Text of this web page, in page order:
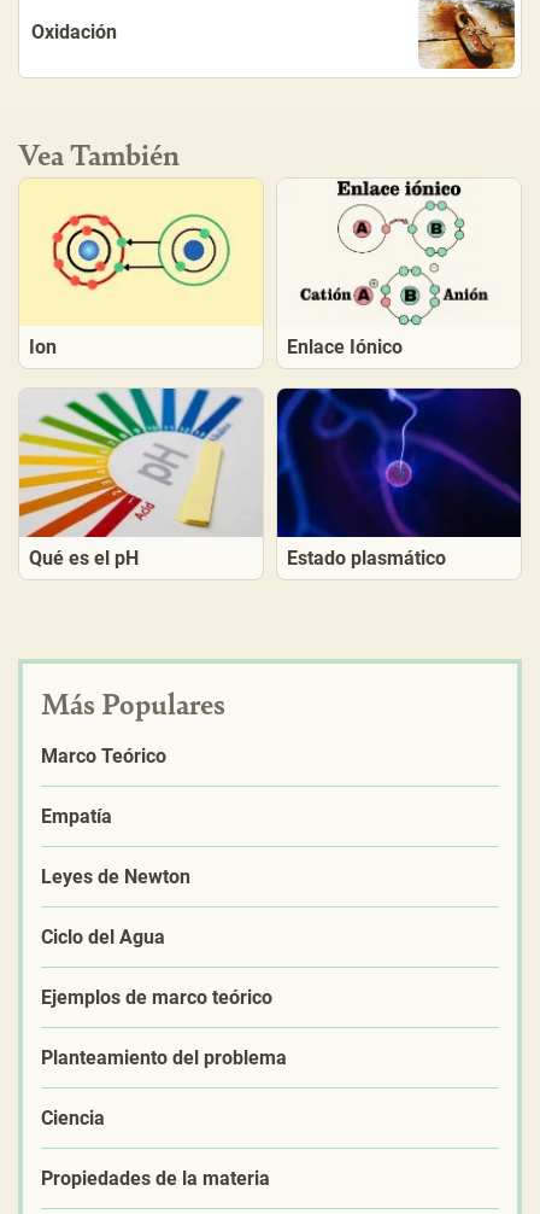
Oxidación
Vea También
Ion Enlace Iónico
Qué es el pH Estado plasmático
Más Populares
Marco Teórico
Empatía
Leyes de Newton
Ciclo del Agua
Ejemplos de marco teórico
Planteamiento del problema
Ciencia
Propiedades de la materia